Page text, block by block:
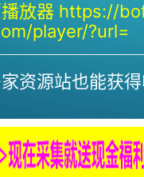
放器 https://
player/?url=
资源站也能获